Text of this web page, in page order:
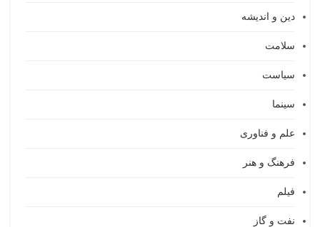
دین و اندیشه
سلامت
سیاست
سینما
علم و فناوری
فرهنگ و هنر
فیلم
نفت و گاز